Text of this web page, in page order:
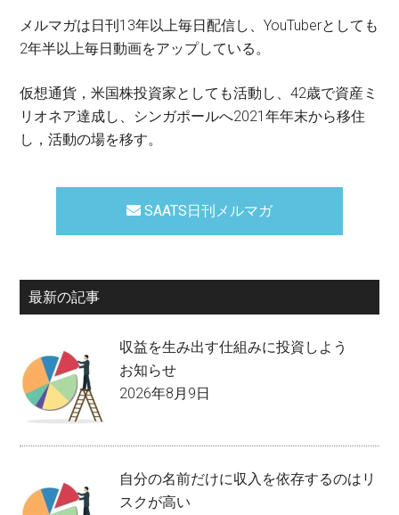
メルマガは日刊13年以上毎日配信し、YouTuberとしても
2年半以上毎日動画をアップしている。
仮想通貨，米国株投資家としても活動し、42歳で資産ミ
リオネア達成し、シンガポールへ2021年年末から移住
し，活動の場を移す。
SAATS日刊メルマガ
最新の記事
収益を生み出す仕組みに投資しよう
お知らせ
2026年8月9日
自分の名前だけに収入を依存するのはリ
スクが高い